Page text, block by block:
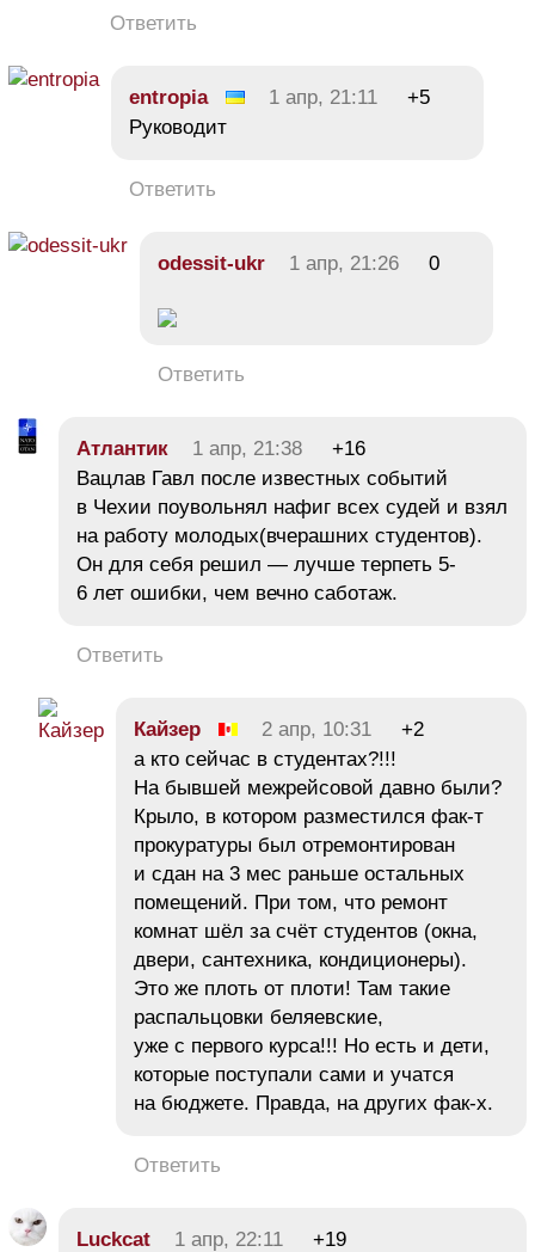
Ответить
entropia 1 апр, 21:11
+5
Руководит
Ответить
odessit-ukr 1 апр, 21:26 0
Ответить
Атлантик 1 апр, 21:38
+16
Вацлав Гавл после известных событий
в Чехии поувольнял нафиг всех судей и взял
на работу молодых(вчерашних студентов).
Он для себя решил — лучше терпеть 5-
6 лет ошибки, чем вечно саботаж.
Ответить
Кайзер 2 апр, 10:31
+2
а кто сейчас в студентах?!!!
На бывшей межрейсовой давно были?
Крыло, в котором разместился фак-т
прокуратуры был отремонтирован
и сдан на 3 мес раньше остальных
помещений. При том, что ремонт
комнат шёл за счёт студентов (окна,
двери, сантехника, кондиционеры).
Это же плоть от плоти! Там такие
распальцовки беляевские,
уже с первого курса!!! Но есть и дети,
которые поступали сами и учатся
на бюджете. Правда, на других фак-х.
Ответить
Luckcat 1 апр, 22:11
+19